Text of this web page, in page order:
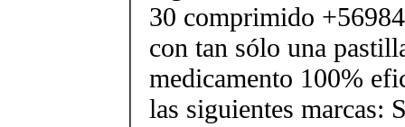
30 comprimido
con tan sólo una
medicamento 100%
las siguientes marcas: